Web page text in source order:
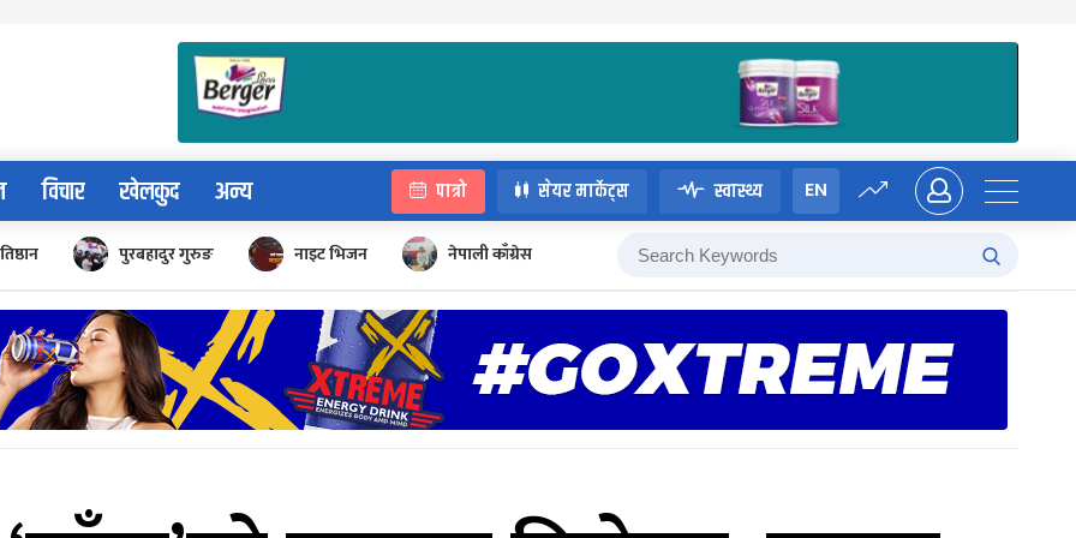
विचार खेलकुद अन्य पात्रो सेयर मार्केट्स स्वास्थ्य EN
पुरबहादुर गुरुङ नाइट भिजन नेपाली काँग्रेस